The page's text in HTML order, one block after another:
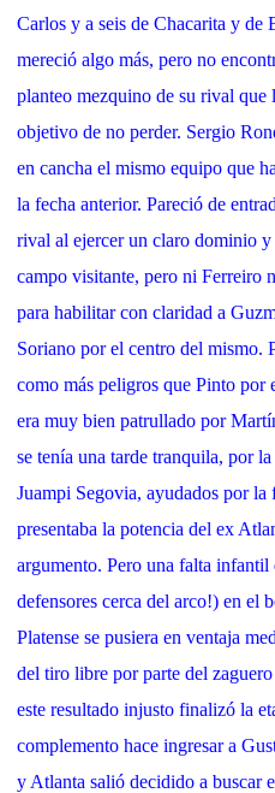
Carlos y a seis de Chacarita y
mereció algo más, pero no
planteo mezquino de su rival
objetivo de no perder. Sergio
en cancha el mismo equipo que
la fecha anterior. Pareció de
rival al ejercer un claro dominio y
campo visitante, pero ni Ferreiro
para habilitar con claridad a
Soriano por el centro del mismo.
como más peligros que Pinto por
era muy bien patrullado por
se tenía una tarde tranquila, por
Juampi Segovia, ayudados por
presentaba la potencia del ex
argumento. Pero una falta
defensores cerca del arco!) en el
Platense se pusiera en ventaja
del tiro libre por parte del
este resultado injusto finalizó la
complemento hace ingresar a
y Atlanta salió decidido a buscar